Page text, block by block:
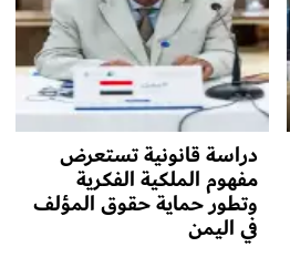
دراسة قانونية تستعرض
مفهوم الملكية الفكرية
وتطور حماية حقوق المؤلف
في اليمن